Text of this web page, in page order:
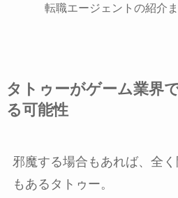
転職エージェントの紹介
タトゥーがゲーム業界
る可能性
邪魔する場合もあれば、全
もあるタトゥー。